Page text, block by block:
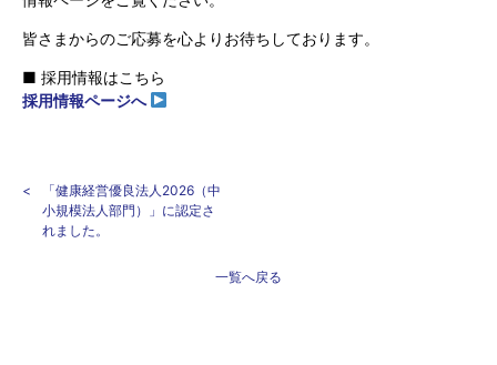
皆さまからのご応募を心よりお待ちしております。
■ 採用情報はこちら
採用情報ページへ
「健康経営優良法人2026（中
小規模法人部門）」に認定さ
れました。
一覧へ戻る